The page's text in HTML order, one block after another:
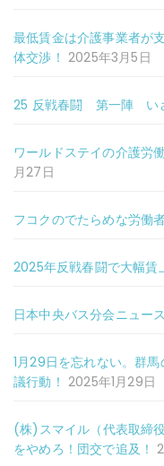
最低賃金は介護事業者が
体交渉！ 2025年3月5日
25 反戦春闘 第一陣 い
ワールドステイの介護労
月27日
フコクのでたらめな労働
2025年反戦春闘で大幅賃
日本中央バス分会ニュース
1月29日を忘れない。群
議行動！ 2025年1月29日
(株)スマイル（代表取締
をやめろ！団交で追及！